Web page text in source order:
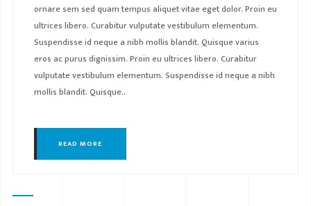
ornare sem sed quam tempus aliquet vitae eget dolor. Proin eu
ultrices libero. Curabitur vulputate vestibulum elementum.
Suspendisse id neque a nibh mollis blandit. Quisque varius
eros ac purus dignissim. Proin eu ultrices libero. Curabitur
vulputate vestibulum elementum. Suspendisse id neque a nibh
mollis blandit. Quisque..
READ MORE